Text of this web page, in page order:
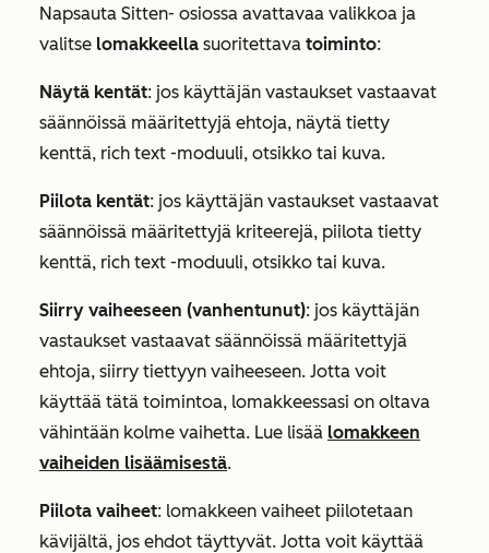
Napsauta Sitten- osiossa avattavaa valikkoa ja
valitse lomakkeella suoritettava toiminto:
Näytä kentät: jos käyttäjän vastaukset vastaavat
säännöissä määritettyjä ehtoja, näytä tietty
kenttä, rich text -moduuli, otsikko tai kuva.
Piilota kentät: jos käyttäjän vastaukset vastaavat
säännöissä määritettyjä kriteerejä, piilota tietty
kenttä, rich text -moduuli, otsikko tai kuva.
Siirry vaiheeseen (vanhentunut): jos käyttäjän
vastaukset vastaavat säännöissä määritettyjä
ehtoja, siirry tiettyyn vaiheeseen. Jotta voit
käyttää tätä toimintoa, lomakkeessasi on oltava
vähintään kolme vaihetta. Lue lisää lomakkeen
vaiheiden lisäämisestä.
Piilota vaiheet: lomakkeen vaiheet piilotetaan
kävijältä, jos ehdot täyttyvät. Jotta voit käyttää